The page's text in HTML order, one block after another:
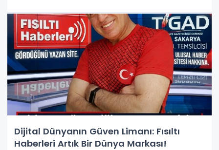
Dijital Dünyanın Güven Limanı: Fısıltı
Haberleri Artık Bir Dünya Markası!